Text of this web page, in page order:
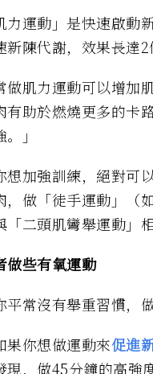
力運動」是快速啟
新陳代謝，效果長達2
做肌力運動可以增加
有助於燃燒更多的卡
」
想加強訓練，絕對可
，做「徒手運動」（
「二頭肌彎舉運動」
做些有氧運動
平常沒有舉重習慣，
果你想做運動來促進
現，做45分鐘的高強